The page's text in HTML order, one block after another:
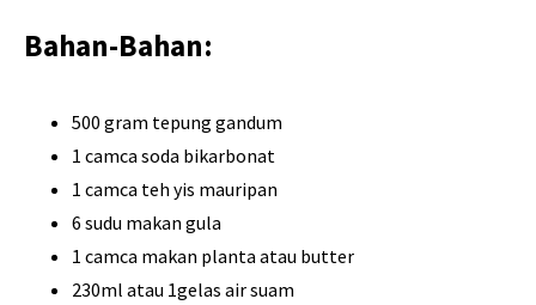
Bahan-Bahan:
500 gram tepung gandum
1 camca soda bikarbonat
1 camca teh yis mauripan
6 sudu makan gula
1 camca makan planta atau butter
230ml atau 1gelas air suam